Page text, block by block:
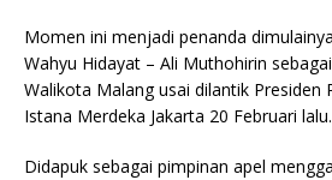
Momen ini menjadi penanda
Wahyu Hidayat – Ali Muthohirin
Walikota Malang usai dilantik Presiden
Istana Merdeka Jakarta 20 Februari lalu.
Didapuk sebagai pimpinan apel